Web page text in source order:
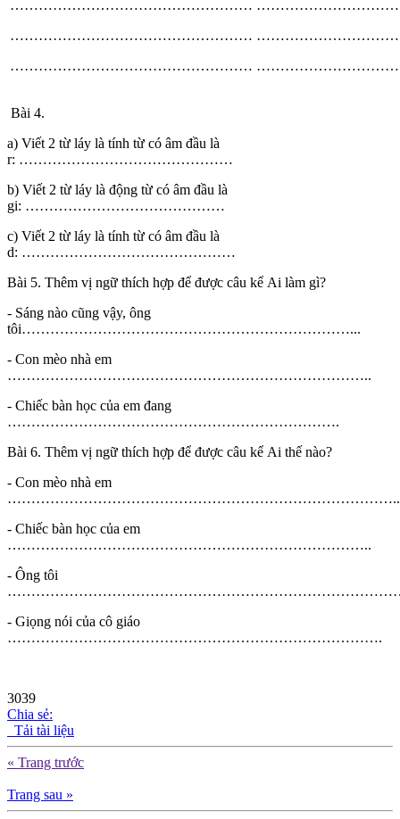
……………………………………………
……………………………………………
……………………………………………
Bài 4.
a) Viết 2 từ láy là tính từ có âm đầu là
r: ………………………………………
b) Viết 2 từ láy là động từ có âm đầu là
gi: ……………………………………
c) Viết 2 từ láy là tính từ có âm đầu là
d: ………………………………………
Bài 5. Thêm vị ngữ thích hợp để được câu kể Ai làm gì?
- Sáng nào cũng vậy, ông
tôi……………………………………………………………...
- Con mèo nhà em
…………………………………………………………………..
- Chiếc bàn học của em đang
…………………………………………………………….
Bài 6. Thêm vị ngữ thích hợp để được câu kể Ai thế nào?
- Con mèo nhà em
………………………………………………………………………..
- Chiếc bàn học của em
…………………………………………………………………..
- Ông tôi
- Giọng nói của cô giáo
…………………………………………………………………….
3039
Chia sẻ:
Tải tài liệu
« Trang trước
Trang sau »